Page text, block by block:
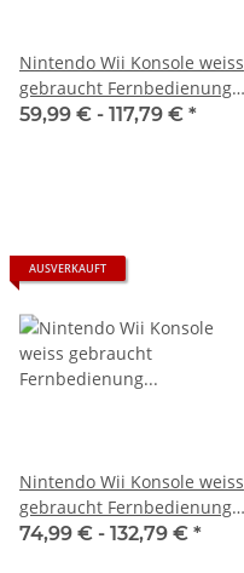
Nintendo Wii Konsole weiss
gebraucht Fernbedienung
Nunchuck Lenkrad
59,99 € - 117,79 € *
AUSVERKAUFT
Nintendo Wii Konsole weiss
gebraucht Fernbedienung
Nunchuck Lenkrad 3 Spiele
74,99 € - 132,79 € *